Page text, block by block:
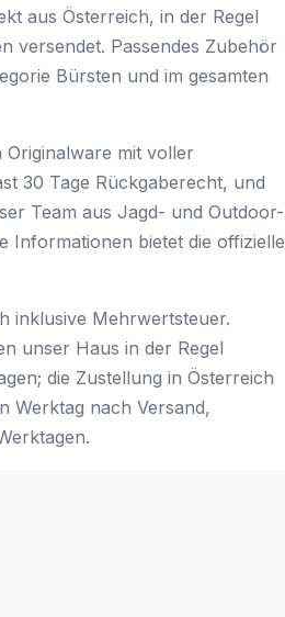
aus Österreich, in der Regel
versendet. Passendes Zubehör
Bürsten und im gesamten
mit voller
30 Tage Rückgaberecht, und
Team aus Jagd- und Outdoor-
Informationen bietet die offizielle
inklusive Mehrwertsteuer.
unser Haus in der Regel
die Zustellung in Österreich
Werktag nach Versand,